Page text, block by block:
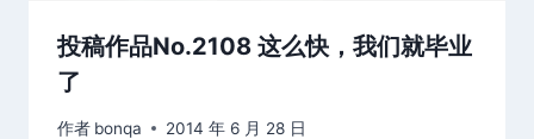
投稿作品No.2108 这么快，我们就毕业
了
作者 bonqa 2014 年 6 月 28 日